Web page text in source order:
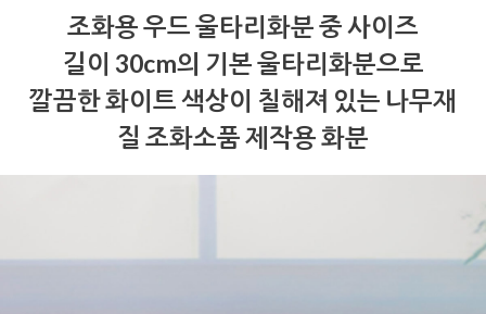
조화용 우드 울타리화분 중 사이즈
길이 30cm의 기본 울타리화분으로
깔끔한 화이트 색상이 칠해져 있는 나무재
질 조화소품 제작용 화분